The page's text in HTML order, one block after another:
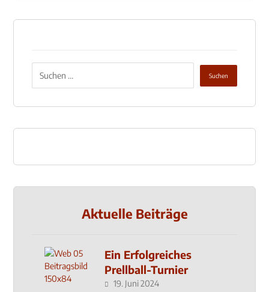
Aktuelle Beiträge
Ein Erfolgreiches
Prellball-Turnier
19. Juni 2024